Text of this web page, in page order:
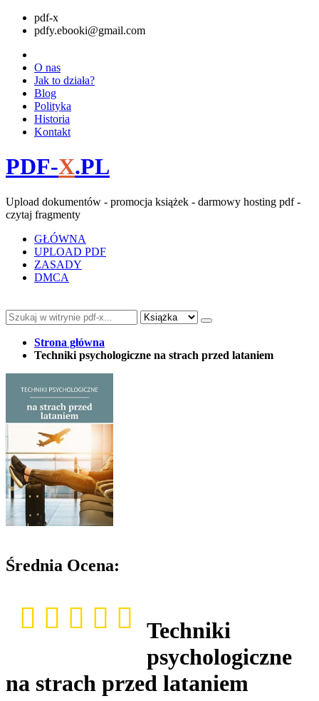
pdf-x
pdfy.ebooki@gmail.com
O nas
Jak to działa?
Blog
Polityka
Historia
Kontakt
PDF-X.PL
Upload dokumentów - promocja książek - darmowy hosting pdf -
czytaj fragmenty
GŁÓWNA
UPLOAD PDF
ZASADY
DMCA
Strona główna
Techniki psychologiczne na strach przed lataniem
Średnia Ocena:
Techniki
psychologiczne
na strach przed lataniem